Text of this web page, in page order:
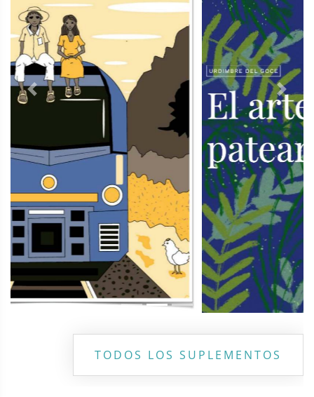
Previous Next
TODOS LOS SUPLEMENTOS